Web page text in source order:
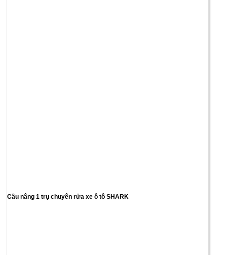
Cầu nâng 1 trụ chuyên rửa xe ô tô SHARK